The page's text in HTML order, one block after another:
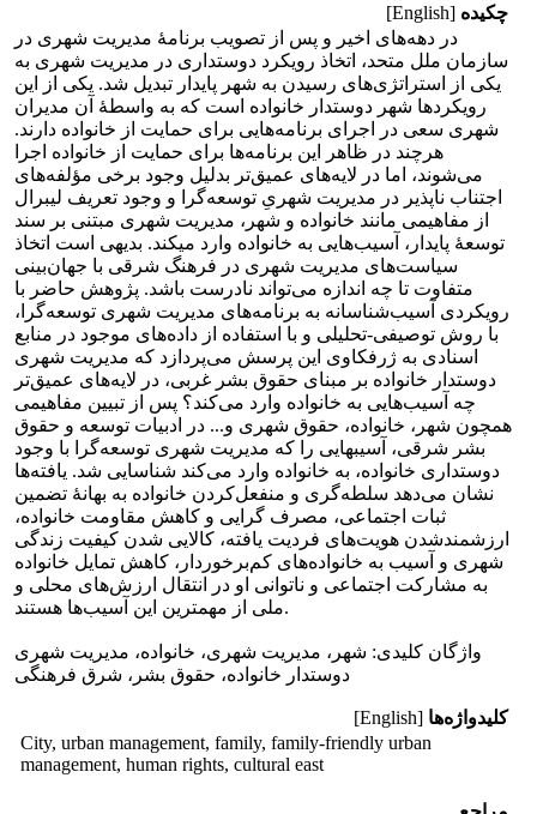
چکیده [English]
در دهه‌های اخیر و پس از تصویب برنامۀ مدیریت شهری در
سازمان ملل متحد، اتخاذ رویکرد دوستداری در مدیریت شهری به
یکی از استراتژی‌های رسیدن به شهر پایدار تبدیل شد. یکی از این
رویکردها شهر دوستدار خانواده است که به واسطۀ آن مدیران
شهری سعی در اجرای برنامه‌هایی برای حمایت از خانواده‌ دارند.
هرچند در ظاهر این برنامه‌ها برای حمایت از خانواده‌ اجرا
می‌شوند، اما در لایه‌های عمیق‌تر بدلیل وجود برخی مؤلفه‌های
اجتناب ناپذیر در مدیریت شهریِ توسعه‌گرا و وجود تعریف لیبرال
از مفاهیمی مانند خانواده و شهر، مدیریت شهری مبتنی بر سند
توسعۀ پایدار، آسیب‌هایی به خانواده وارد میکند. بدیهی است اتخاذ
سیاست‌های مدیریت شهری در فرهنگ شرقی با جهان‌بینی
متفاوت تا چه اندازه می‌تواند نادرست باشد. پژوهش حاضر با
رویکردی آسیب‌شناسانه به برنامه‌های مدیریت شهری توسعه‌گرا،
با روش توصیفی-تحلیلی و با استفاده از داده‌های موجود در منابع
اسنادی به ژرفکاوی این پرسش می‌پردازد که مدیریت شهری
دوستدار خانواده بر مبنای حقوق بشر غربی، در لایه‌های عمیق‌تر
چه آسیب‌هایی به خانواده وارد می‌کند؟ پس از تبیین مفاهیمی
همچون شهر، خانواده، حقوق شهری و... در ادبیات توسعه و حقوق
بشر شرقی، آسیبهایی را که مدیریت شهری توسعه‌گرا با وجود
دوستداری خانواده، به خانواده وارد می‌کند شناسایی شد. یافته‌ها
نشان می‌دهد سلطه‌گری و منفعل‌کردن خانواده به بهانۀ تضمین
ثبات اجتماعی، مصرف گرایی و کاهش مقاومت خانواده،
ارزشمندشدن هویت‌های فردیت یافته، کالایی شدن کیفیت زندگی
شهری و آسیب به خانواده‌های کم‌برخوردار، کاهش تمایل خانواده
به مشارکت اجتماعی و ناتوانی او در انتقال ارزش‌های محلی و
ملی از مهمترین این آسیب‌ها هستند.
واژگان کلیدی: شهر، مدیریت شهری، خانواده، مدیریت شهری
دوستدار خانواده، حقوق بشر، شرق فرهنگی
کلیدواژه‌ها [English]
City, urban management, family, family-friendly urban
management, human rights, cultural east